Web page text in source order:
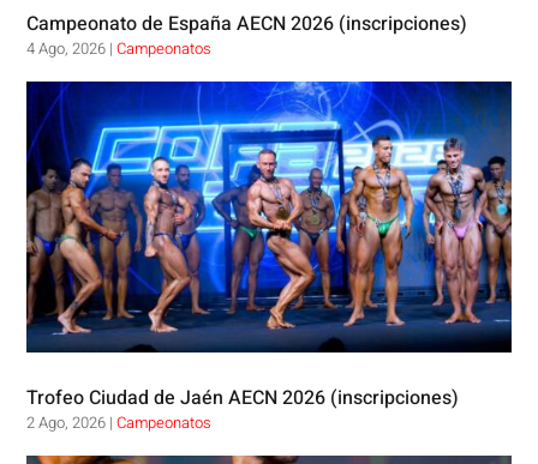
Campeonato de España AECN 2026 (inscripciones)
4 Ago, 2026 |Campeonatos
Trofeo Ciudad de Jaén AECN 2026 (inscripciones)
2 Ago, 2026 |Campeonatos